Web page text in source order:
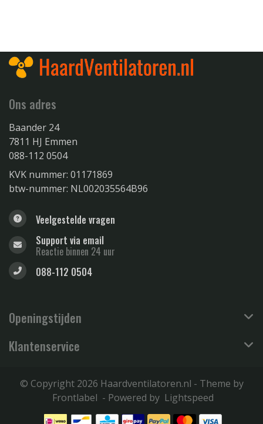
Ons adres
Baander 24
7811 HJ Emmen
088-112 0504
KVK nummer: 01171869
btw-nummer: NL002035564B96
Veelgestelde vragen
Support via email
Reactie binnen 24 uur
088-112 0504
Openingstijden
Klantenservice
© Copyright 2026 Haardventilatoren.nl - Theme by
Frontlabel - Powered by Lightspeed